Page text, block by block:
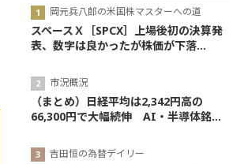
岡元兵八郎の米国株マスターへの道
スペースＸ［SPCX］上場後初の決算発
表、数字は良かったが株価が下落...
市況概況
（まとめ）日経平均は2,342円高の
66,300円で大幅続伸 AI・半導体銘...
吉田恒の為替デイリー